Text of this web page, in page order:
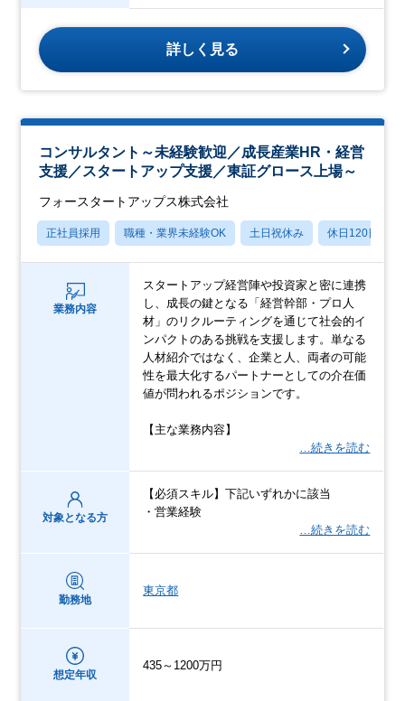
詳しく見る
コンサルタント～未経験歓迎／成長産業HR・経営
支援／スタートアップ支援／東証グロース上場～
フォースタートアップス株式会社
正社員採用 職種・業界未経験OK 土日祝休み 休日120日以上
業務内容
スタートアップ経営陣や投資家と密に連携
し、成長の鍵となる「経営幹部・プロ人
材」のリクルーティングを通じて社会的イ
ンパクトのある挑戦を支援します。単なる
人材紹介ではなく、企業と人、両者の可能
性を最大化するパートナーとしての介在価
値が問われるポジションです。
【主な業務内容】
…続きを読む
対象となる方
【必須スキル】下記いずれかに該当
・営業経験
…続きを読む
勤務地
東京都
想定年収
435～1200万円